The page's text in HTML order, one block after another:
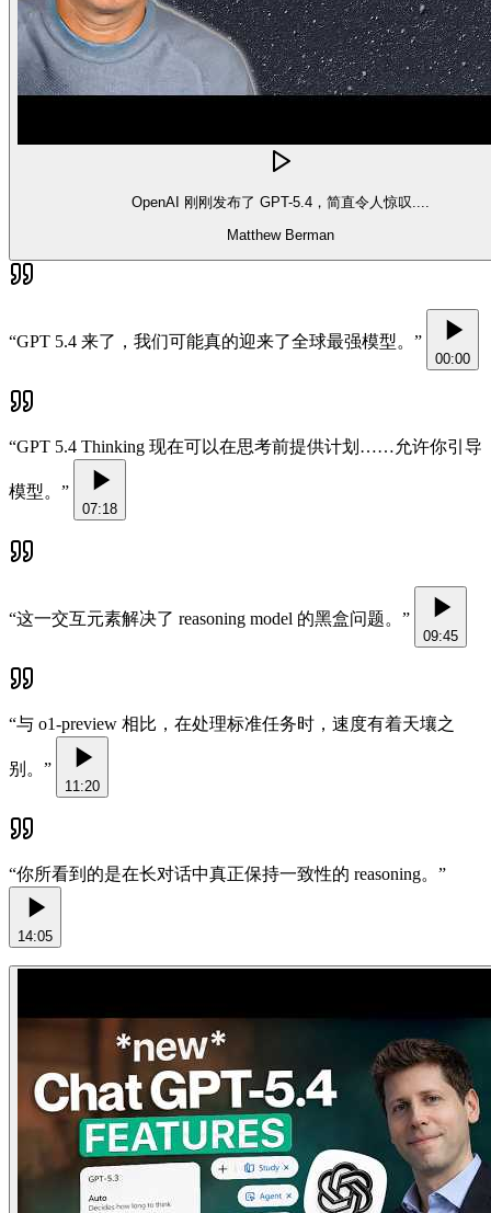
OpenAI 刚刚发布了 GPT-5.4，简直令人惊叹....
Matthew Berman
“GPT 5.4 来了，我们可能真的迎来了全球最强模型。 ”
00:00
“GPT 5.4 Thinking 现在可以在思考前提供计划……允许你引导
模型。 ”
07:18
“这一交互元素解决了 reasoning model 的黑盒问题。 ”
09:45
“与 o1-preview 相比，在处理标准任务时，速度有着天壤之
别。 ”
11:20
“你所看到的是在长对话中真正保持一致性的 reasoning。 ”
14:05